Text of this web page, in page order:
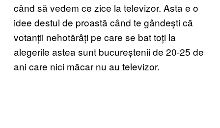
când să vedem ce zice la televizor. Asta e o
idee destul de proastă când te gândești că
votanții nehotărâți pe care se bat toți la
alegerile astea sunt bucureștenii de 20-25 de
ani care nici măcar nu au televizor.